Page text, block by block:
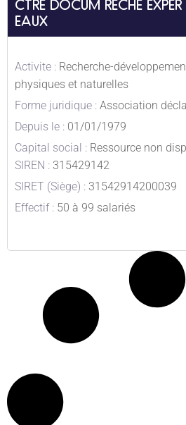
CTRE DOCUM RECHE
EAUX
Activite : Recherche-
physiques et naturelles
Forme juridique : Association
Depuis le : 01/01/1979
Capital social : Ressource non
SIREN : 315429142
SIRET (Siège) : 31542914200039
Effectif : 50 à 99 salariés